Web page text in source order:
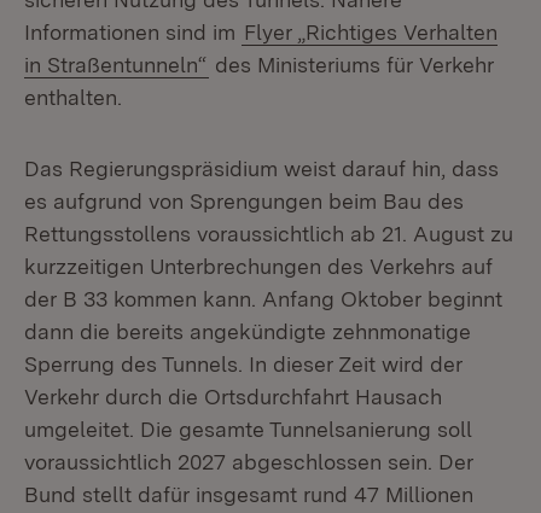
Informationen sind im Flyer „Richtiges Verhalten
in Straßentunneln“ des Ministeriums für Verkehr
enthalten.
Das Regierungspräsidium weist darauf hin, dass
es aufgrund von Sprengungen beim Bau des
Rettungsstollens voraussichtlich ab 21. August zu
kurzzeitigen Unterbrechungen des Verkehrs auf
der B 33 kommen kann. Anfang Oktober beginnt
dann die bereits angekündigte zehnmonatige
Sperrung des Tunnels. In dieser Zeit wird der
Verkehr durch die Ortsdurchfahrt Hausach
umgeleitet. Die gesamte Tunnelsanierung soll
voraussichtlich 2027 abgeschlossen sein. Der
Bund stellt dafür insgesamt rund 47 Millionen